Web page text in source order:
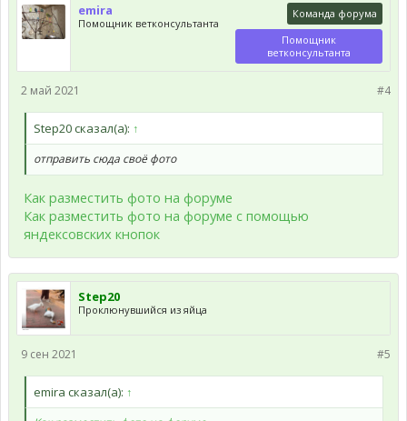
emira
Помощник ветконсультанта
Команда форума
Помощник
ветконсультанта
#4
2 май 2021
Step20 сказал(а): ↑
отправить сюда своё фото
Как разместить фото на форуме
Как разместить фото на форуме с помощью
яндексовских кнопок
Step20
Проклюнувшийся из яйца
#5
9 сен 2021
emira сказал(а): ↑